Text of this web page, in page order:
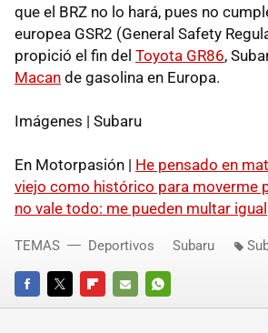
que el BRZ no lo hará, pues no
europea GSR2 (General Safety
propició el fin del Toyota GR86,
Macan de gasolina en Europa.
Imágenes | Subaru
En Motorpasión | He pensado en
viejo como histórico para moverme
no vale todo: me pueden multar igual
FACEBOOKTWITTERFLIPBOARD
E-
WHATSAPP
TEMAS Deportivos Subaru